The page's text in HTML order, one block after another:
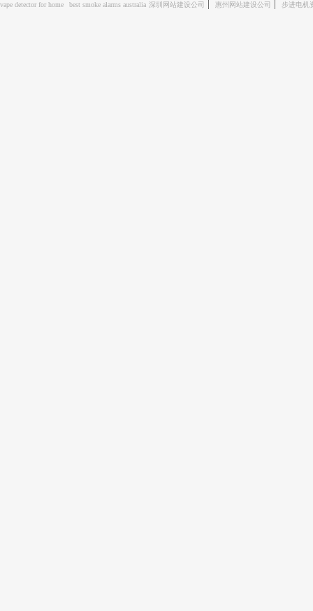
vape detector for home best smoke alarms australia 深圳网站建设公司 惠州网站建设公司 步进电机